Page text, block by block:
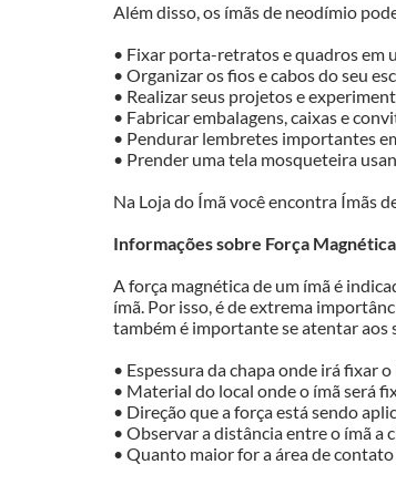
Além disso, os ímãs de neodímio
• Fixar porta-retratos e quadros em
• Organizar os fios e cabos do seu
• Realizar seus projetos e
• Fabricar embalagens, caixas e
• Pendurar lembretes importantes
• Prender uma tela mosqueteira
Na Loja do Ímã você encontra Ímãs
Informações sobre Força
A força magnética de um ímã é
ímã. Por isso, é de extrema
também é importante se atentar aos
• Espessura da chapa onde irá fixar
• Material do local onde o ímã será
• Direção que a força está sendo
• Observar a distância entre o ímã a
• Quanto maior for a área de